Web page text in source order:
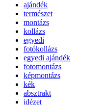
ajándék
természet
montázs
kollázs
egyedi
fotókollázs
egyedi ajándék
fotomontázs
képmontázs
kék
absztrakt
idézet